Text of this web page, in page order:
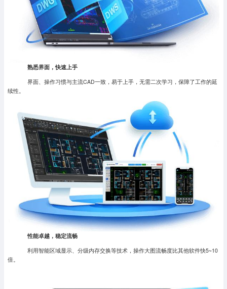
熟悉界面，快速上手
界面、操作习惯与主流CAD一致，易于上手，无需二次学习，保障了工作的延
续性。
性能卓越，稳定流畅
利用智能区域显示、分级内存交换等技术，操作大图流畅度比其他软件快5~10
倍。